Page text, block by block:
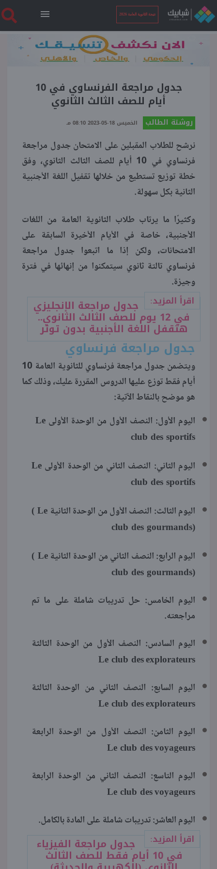
نتيجة الثانوية العامة 2026
الرئيسية
نتيجة الثانوية العامة 2026
فنجان قهوة
بوابة الطلبة
منوعات
جدول مراجعة الفرنساوي في 10
أيام للصف الثالث الثانوي
روشتة الطالب الخميس 18-05-2023 08:10 مـ
نرشح للطلاب المقبلين على الامتحان جدول مراجعة
فرنساوي في 10 أيام للصف الثالث الثانوي، وفق
خطة توزيع تستطيع من خلالها تقفيل اللغة الأجنبية
الثانية بكل سهولة.
وكثيرًا ما يرتاب طلاب الثانوية العامة من اللغات
الأجنبية، خاصة في الأيام الأخيرة السابقة على
الامتحانات، ولكن إذا ما اتبعوا جدول مراجعة
فرنساوي تالتة ثانوي سيتمكنوا من إنهائها في فترة
وجيزة.
اقرأ المزيد:
جدول مراجعة الإنجليزي
في 12 يوم للصف الثالث الثانوي..
هتقفل اللغة الأجنبية بدون توتر
جدول مراجعة فرنساوي
ويتضمن جدول مراجعة فرنساوي للثانوية العامة 10
أيام فقط توزع عليها الدروس المقررة عليك، وذلك كما
هو موضح بالنقاط الآتية:
اليوم الأول: النصف الأول من الوحدة الأولى Le
club des sportifs
اليوم الثاني: النصف الثاني من الوحدة الأولى Le
club des sportifs
اليوم الثالث: النصف الأول من الوحدة الثانية ( Le
club des gourmands)
اليوم الرابع: النصف الثاني من الوحدة الثانية( Le
club des gourmands)
اليوم الخامس: حل تدريبات شاملة على ما تم
مراجعته.
اليوم السادس: النصف الأول من الوحدة الثالثة
explorateurs
Le club des
اليوم السابع: النصف الثاني من الوحدة الثالثة
explorateurs
Le club des
اليوم الثامن: النصف الأول من الوحدة الرابعة
voyageurs
Le club des
اليوم التاسع: النصف الثاني من الوحدة الرابعة
voyageurs
Le club des
اليوم العاشر: تدريبات شاملة على المادة بالكامل.
اقرأ المزيد:
جدول مراجعة الفيزياء
في 10 أيام فقط للصف الثالث